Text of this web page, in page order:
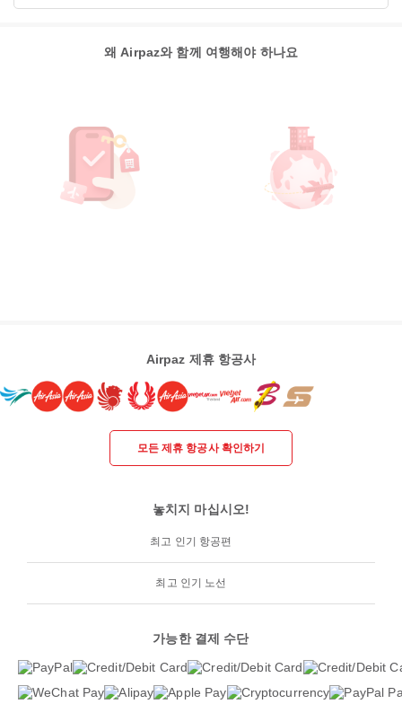
왜 Airpaz와 함께 여행해야 하나요
Airpaz 제휴 항공사
모든 제휴 항공사 확인하기
놓치지 마십시오!
최고 인기 항공편
최고 인기 노선
가능한 결제 수단